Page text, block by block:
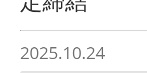
2025.10.24